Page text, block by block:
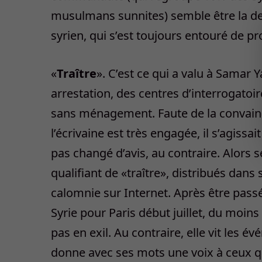
musulmans sunnites) semble être la
syrien, qui s’est toujours entouré de
«Traître». C’est ce qui a valu à Samar
arrestation, des centres
sans ménagement. Faute de la
l’écrivaine est très engagée, il
pas changé d’avis, au contraire.
qualifiant de «traître», distribués dans
calomnie sur Internet. Après être
Syrie pour Paris début juillet, du
pas en exil. Au contraire, elle vit les
donne avec ses mots une voix à ceux